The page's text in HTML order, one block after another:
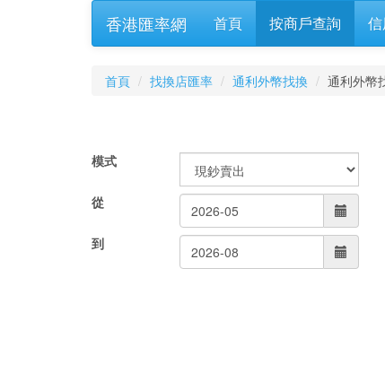
香港匯率網 首頁 按商戶查詢
首頁 找換店匯率 通利外幣找換 通利外幣
模式
從
到